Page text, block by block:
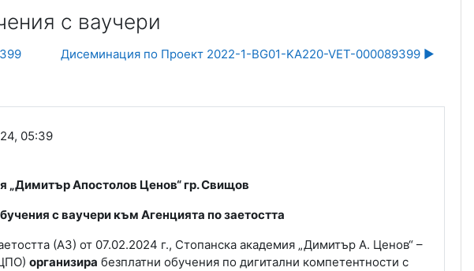
с ваучери
Дисеминация по Проект 2022-1-BG01-KA220-VET-000089399 ▶︎
05:39
„Димитър Апостолов Ценов“ гр. Свищов
с ваучери към Агенцията по заетостта
(АЗ) от 07.02.2024 г., Стопанска академия „Димитър А. Ценов“ –
организира безплатни обучения по дигитални компетентности с